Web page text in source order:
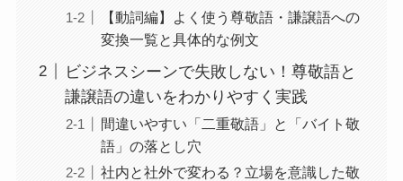
【動詞編】よく使う尊敬語・謙譲語への
変換一覧と具体的な例文
ビジネスシーンで失敗しない！尊敬語と
謙譲語の違いをわかりやすく実践
間違いやすい「二重敬語」と「バイト敬
語」の落とし穴
社内と社外で変わる？立場を意識した敬